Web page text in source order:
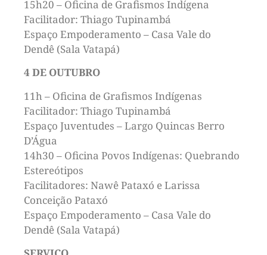
15h20 – Oficina de Grafismos Indígena
Facilitador: Thiago Tupinambá
Espaço Empoderamento – Casa Vale do
Dendê (Sala Vatapá)
4 DE OUTUBRO
11h – Oficina de Grafismos Indígenas
Facilitador: Thiago Tupinambá
Espaço Juventudes – Largo Quincas Berro
D’Água
14h30 – Oficina Povos Indígenas: Quebrando
Estereótipos
Facilitadores: Nawê Pataxó e Larissa
Conceição Pataxó
Espaço Empoderamento – Casa Vale do
Dendê (Sala Vatapá)